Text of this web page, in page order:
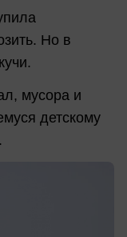
Но в
мусора и
детскому